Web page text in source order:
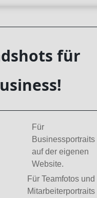
für
Für
Businessportraits
auf der eigenen
Website.
Für Teamfotos und
Mitarbeiterportraits